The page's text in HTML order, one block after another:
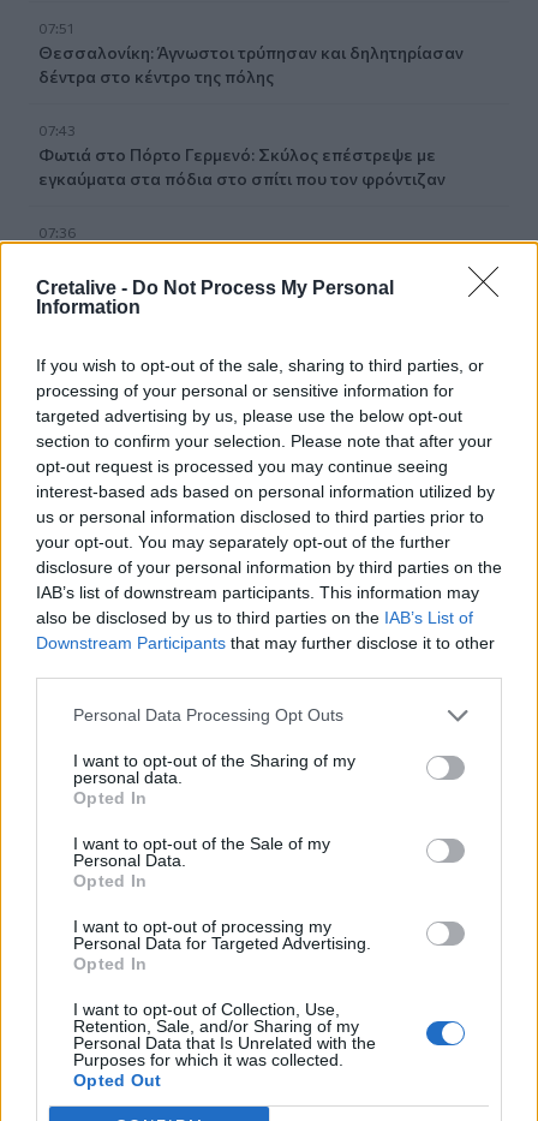
Cretalive - Do Not Process My Personal
Information
If you wish to opt-out of the sale, sharing to third parties, or
processing of your personal or sensitive information for
targeted advertising by us, please use the below opt-out
section to confirm your selection. Please note that after your
opt-out request is processed you may continue seeing
interest-based ads based on personal information utilized by
us or personal information disclosed to third parties prior to
your opt-out. You may separately opt-out of the further
disclosure of your personal information by third parties on the
IAB’s list of downstream participants. This information may
also be disclosed by us to third parties on the IAB’s List of
Downstream Participants that may further disclose it to other
Personal Data Processing Opt Outs
I want to opt-out of the Sharing of my
personal data.
Opted In
I want to opt-out of the Sale of my
Personal Data.
Opted In
I want to opt-out of processing my
Personal Data for Targeted Advertising.
Opted In
I want to opt-out of Collection, Use,
Retention, Sale, and/or Sharing of my
Personal Data that Is Unrelated with the
Purposes for which it was collected.
Opted Out
07:51
Θεσσαλονίκη: Άγνωστοι τρύπησαν και δηλητηρίασαν
δέντρα στο κέντρο της πόλης
07:43
Φωτιά στο Πόρτο Γερμενό: Σκύλος επέστρεψε με
εγκαύματα στα πόδια στο σπίτι που τον φρόντιζαν
07:36
«βοήθεια» 1 δισ. δολαρίων
Τα πρωτοσέλιδα των εφημερίδων
ΠΕΡΙΣΣΟΤΕΡΑ
ΣΧΕΤΙΚA AΡΘΡΑ
Κέιτι Πέρι και Τζάστιν Τριντό
Κέιτι Πέρι και Τζάστιν Τριντό
αχώριστοι στις διακοπές τους
Το απολαυστικό βίντεο της
Το απολαυστικό βίντεο της
Νατάσας Θεοδωρίδου με τη
Χρήστος Δάντης: «Δεν περίμενα την αχαριστία, 22
την αχαριστία, 22 χρόνια μετά
και συνάδελφοι προσπαθούν να
ξεχάσουν ότι έγραψα αυτό το